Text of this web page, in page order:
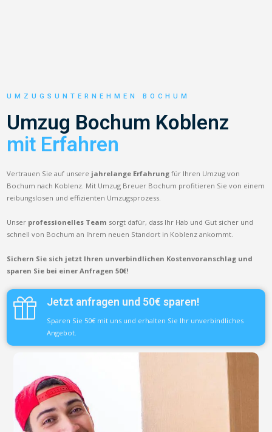
UMZUGSUNTERNEHMEN BOCHUM
Umzug Bochum Koblenz
mit Erfahren
Vertrauen Sie auf unsere jahrelange Erfahrung für Ihren Umzug von
Bochum nach Koblenz. Mit Umzug Breuer Bochum profitieren Sie von einem
reibungslosen und effizienten Umzugsprozess.
Unser professionelles Team sorgt dafür, dass Ihr Hab und Gut sicher und
schnell von Bochum an Ihrem neuen Standort in Koblenz ankommt.
Sichern Sie sich jetzt Ihren unverbindlichen Kostenvoranschlag und
sparen Sie bei einer Anfragen 50€!
Jetzt anfragen und 50€ sparen!
Sparen Sie 50€ mit uns und erhalten Sie Ihr unverbindliches
Angebot.